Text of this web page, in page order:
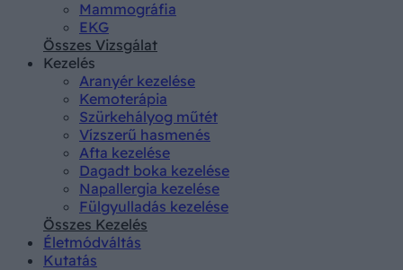
Mammográfia
EKG
Összes Vizsgálat
Kezelés
Aranyér kezelése
Kemoterápia
Szürkehályog műtét
Vízszerű hasmenés
Afta kezelése
Dagadt boka kezelése
Napallergia kezelése
Fülgyulladás kezelése
Összes Kezelés
Életmódváltás
Kutatás